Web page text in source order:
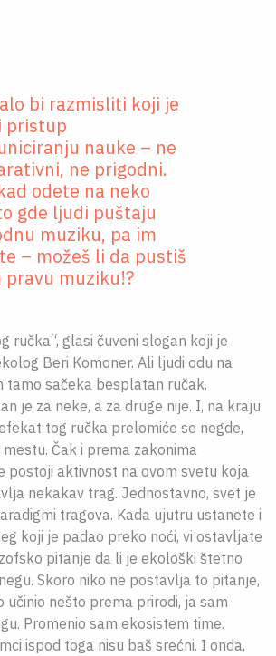
bi razmisliti koji je
pristup
nauke – ne
ne prigodni.
odete na neko
gde ljudi puštaju
muziku, pa im
– možeš li da pustiš
pravu muziku!?
ručka“, glasi čuveni slogan koji je
Beri Komoner. Ali ljudi odu na
tamo sačeka besplatan ručak.
je za neke, a za druge nije. I, na kraju
tog ručka prelomiće se negde,
Čak i prema zakonima
postoji aktivnost na ovom svetu koja
nekakav trag. Jednostavno, svet je
tragova. Kada ujutru ustanete i
koji je padao preko noći, vi ostavljate
pitanje da li je ekološki štetno
Skoro niko ne postavlja to pitanje,
učinio nešto prema prirodi, ja sam
Promenio sam ekosistem time.
ispod toga nisu baš srećni. I onda,